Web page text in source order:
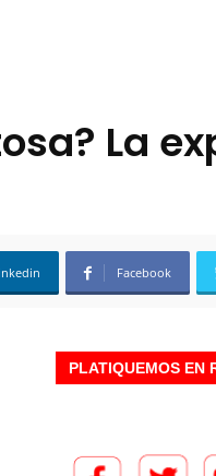
La
Facebook
PLATIQUEMOS EN